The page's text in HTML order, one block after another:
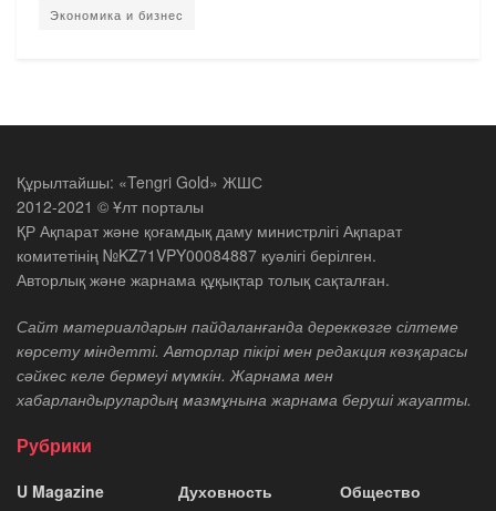
Экономика и бизнес
Құрылтайшы: «Tengri Gold» ЖШС
2012-2021 © Ұлт порталы
ҚР Ақпарат және қоғамдық даму министрлігі Ақпарат
комитетінің №KZ71VPY00084887 куәлігі берілген.
Авторлық және жарнама құқықтар толық сақталған.
Сайт материалдарын пайдаланғанда дереккөзге сілтеме
көрсету міндетті. Авторлар пікірі мен редакция көзқарасы
сәйкес келе бермеуі мүмкін. Жарнама мен
хабарландырулардың мазмұнына жарнама беруші жауапты.
Рубрики
U Magazine
Духовность
Общество